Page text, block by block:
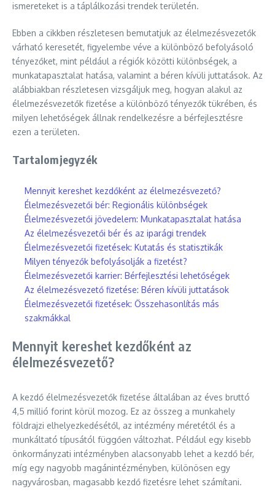
ismereteket is a táplálkozási trendek területén.
Ebben a cikkben részletesen bemutatjuk az élelmezésvezetők
várható keresetét, figyelembe véve a különböző befolyásoló
tényezőket, mint például a régiók közötti különbségek, a
munkatapasztalat hatása, valamint a béren kívüli juttatások. Az
alábbiakban részletesen vizsgáljuk meg, hogyan alakul az
élelmezésvezetők fizetése a különböző tényezők tükrében, és
milyen lehetőségek állnak rendelkezésre a bérfejlesztésre
ezen a területen.
Tartalomjegyzék
Mennyit kereshet kezdőként az élelmezésvezető?
Élelmezésvezetői bér: Regionális különbségek
Élelmezésvezetői jövedelem: Munkatapasztalat hatása
Az élelmezésvezetői bér és az iparági trendek
Élelmezésvezetői fizetések: Kutatás és statisztikák
Milyen tényezők befolyásolják a fizetést?
Élelmezésvezetői karrier: Bérfejlesztési lehetőségek
Az élelmezésvezető fizetése: Béren kívüli juttatások
Élelmezésvezetői fizetések: Összehasonlítás más
szakmákkal
Mennyit kereshet kezdőként az
élelmezésvezető?
A kezdő élelmezésvezetők fizetése általában az éves bruttó
4,5 millió forint körül mozog. Ez az összeg a munkahely
földrajzi elhelyezkedésétől, az intézmény méretétől és a
munkáltató típusától függően változhat. Például egy kisebb
önkormányzati intézményben alacsonyabb lehet a kezdő bér,
míg egy nagyobb magánintézményben, különösen egy
nagyvárosban, magasabb kezdő fizetésre lehet számítani.